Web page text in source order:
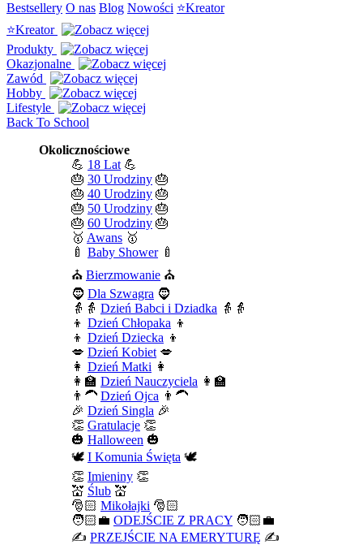
Bestsellery O nas Blog Nowości ⭐Kreator
⭐Kreator
Produkty
Okazjonalne
Zawód
Hobby
Lifestyle
Back To School
Okolicznościowe
💪 18 Lat 💪
🎂 30 Urodziny 🎂
🎂 40 Urodziny 🎂
🎂 50 Urodziny 🎂
🎂 60 Urodziny 🎂
🥇 Awans 🥇
🍼 Baby Shower🍼
⛪ Bierzmowanie ⛪
🧔 Dla Szwagra 🧔
👵👵 Dzień Babci i Dziadka 👵👵
👦 Dzień Chłopaka 👦
👦 Dzień Dziecka 👦
💋 Dzień Kobiet 💋
👩 Dzień Matki 👩
👩‍🏫 Dzień Nauczyciela 👩‍🏫
👨‍🦱 Dzień Ojca 👨‍🦱
🎉 Dzień Singla 🎉
👏 Gratulacje 👏
🎃 Halloween 🎃
🕊️ I Komunia Święta 🕊️
👏 Imieniny 👏
💒 Ślub 💒
🎅🏻 Mikołajki 🎅🏻
🧑🏻‍💼 ODEJŚCIE Z PRACY 🧑🏻‍💼
✍️ PRZEJŚCIE NA EMERYTURĘ ✍️